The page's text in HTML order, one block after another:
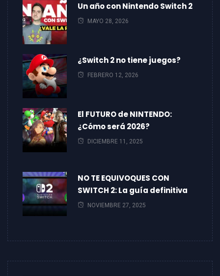
Un año con Nintendo Switch 2
MAYO 28, 2026
¿Switch 2 no tiene juegos?
FEBRERO 12, 2026
El FUTURO de NINTENDO:
¿Cómo será 2026?
DICIEMBRE 11, 2025
NO TE EQUIVOQUES CON
SWITCH 2: La guía definitiva
NOVIEMBRE 27, 2025